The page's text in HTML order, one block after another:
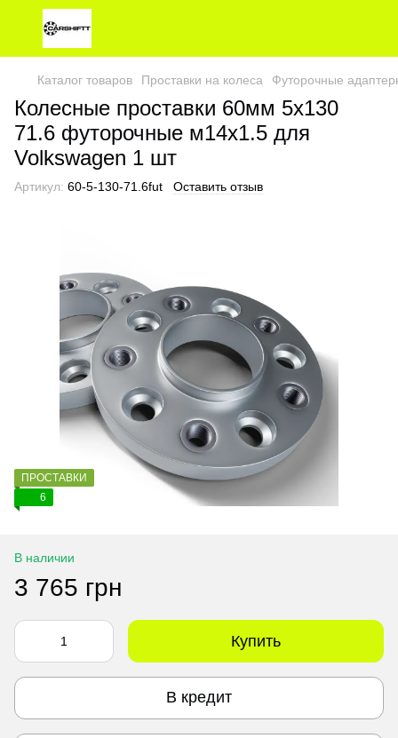
Каталог товаров Проставки на колеса Футорочные
Колесные проставки 60мм 5х130
71.6 футорочные м14х1.5 для
Volkswagen 1 шт
Артикул: 60-5-130-71.6fut Оставить отзыв
ПРОСТАВКИ
6
В наличии
3 765 грн
Купить
В кредит